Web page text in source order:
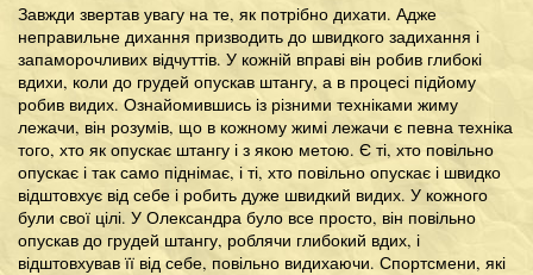
Завжди звертав увагу на те, як потрібно дихати. Адже
неправильне дихання призводить до швидкого задихання і
запаморочливих відчуттів. У кожній вправі він робив глибокі
вдихи, коли до грудей опускав штангу, а в процесі підйому
робив видих. Ознайомившись із різними техніками жиму
лежачи, він розумів, що в кожному жимі лежачи є певна техніка
того, хто як опускає штангу і з якою метою. Є ті, хто повільно
опускає і так само піднімає, і ті, хто повільно опускає і швидко
відштовхує від себе і робить дуже швидкий видих. У кожного
були свої цілі. У Олександра було все просто, він повільно
опускав до грудей штангу, роблячи глибокий вдих, і
відштовхував її від себе, повільно видихаючи. Спортсмени, які